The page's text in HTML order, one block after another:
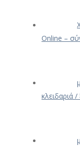
Online –
κλειδαριά